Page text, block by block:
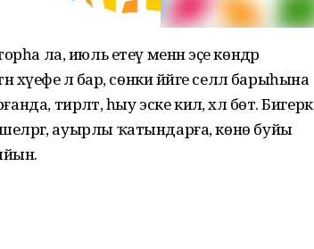
ла, июль етеү менән эҫе көндәр
лә бар, сөнки йәйге селлә барыһына
тирләтә, һыу эске килә, хәл бөтә. Бигерәк
кешеләргә, ауырлы ҡатындарға, көнө буйы